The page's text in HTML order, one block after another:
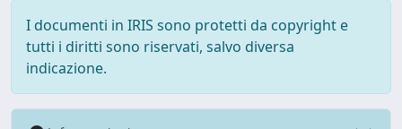
I documenti in IRIS sono protetti da copyright e
tutti i diritti sono riservati, salvo diversa
indicazione.